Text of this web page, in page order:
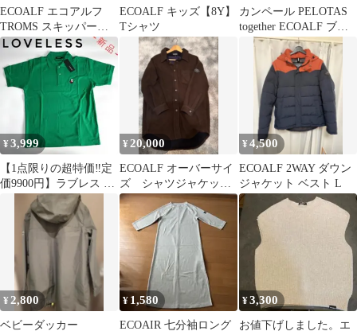
ECOALF エコアルフ
TROMS スキッパーポ
ロシャツ サイズXS(SS)
サーモンピンク NO
RN-204601-18025 トッ
プス 半袖 リネン麻
100% シンプル 無地 レ
ディース 夏 ゴーゴー古
着久喜倉庫店 No.草
1872
ECOALF キッズ【8Y】
Tシャツ
カンペール PELOTAS
together ECOALF ブラ
ック
¥3,999
【1点限りの超特価‼️定
価9900円】ラブレス ポ
ロシャツ グリーン L
¥ 20,000
ECOALF オーバーサイ
ズ シャツジャケッ
ト ジャケット
¥4,500
ECOALF 2WAY ダウン
ジャケット ベスト L
¥ 2,800
ベビーダッカー
¥ 1,580
ECOAIR 七分袖ロング
¥3,300
お値下げしました。エ